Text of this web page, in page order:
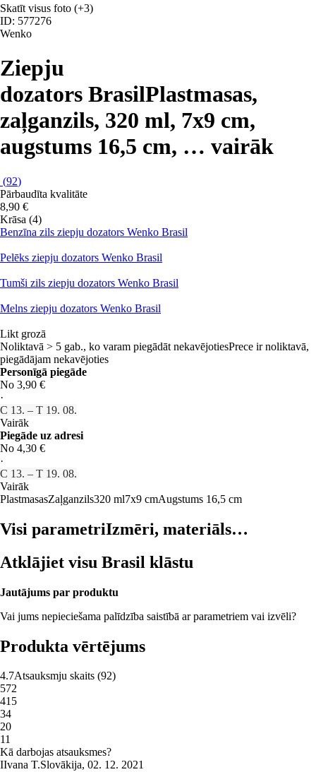
Skatīt visus foto (+3)
ID: 577276
Wenko
Ziepju
dozators BrasilPlastmasas,
zaļganzils, 320 ml, 7x9 cm,
augstums 16,5 cm, … vairāk
(92)
Pārbaudīta kvalitāte
8,90 €
Krāsa (4)
Benzīna zils ziepju dozators Wenko Brasil
Pelēks ziepju dozators Wenko Brasil
Tumši zils ziepju dozators Wenko Brasil
Melns ziepju dozators Wenko Brasil
Likt grozā
Noliktavā > 5 gab., ko varam piegādāt nekavējotiesPrece ir noliktavā,
piegādājam nekavējoties
Personīgā piegāde
No 3,90 €
·
C 13. – T 19. 08.
Vairāk
Piegāde uz adresi
No 4,30 €
·
C 13. – T 19. 08.
Vairāk
PlastmasasZaļganzils320 ml7x9 cmAugstums 16,5 cm
Visi parametriIzmēri, materiāls…
Atklājiet visu Brasil klāstu
Jautājums par produktu
Vai jums nepieciešama palīdzība saistībā ar parametriem vai izvēli?
Produkta vērtējums
4.7Atsauksmju skaits (92)
572
415
34
20
11
Kā darbojas atsauksmes?
IIvana T.Slovākija, 02. 12. 2021